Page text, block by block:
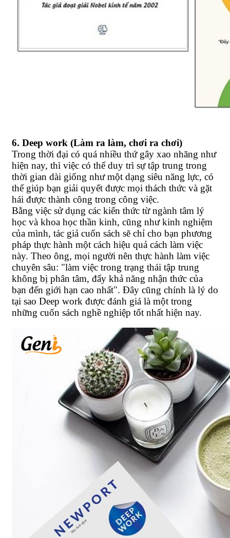
6. Deep work (Làm ra làm, chơi ra chơi)
Trong thời đại có quá nhiều thứ gây xao nhãng như
hiện nay, thì việc có thể duy trì sự tập trung trong
thời gian dài giống như một dạng siêu năng lực, có
thể giúp bạn giải quyết được mọi thách thức và gặt
hái được thành công trong công việc.
Bằng việc sử dụng các kiến thức từ ngành tâm lý
học và khoa học thần kinh, cũng như kinh nghiệm
của mình, tác giả cuốn sách sẽ chỉ cho bạn phương
pháp thực hành một cách hiệu quả cách làm việc
này. Theo ông, mọi người nên thực hành làm việc
chuyên sâu: "làm việc trong trạng thái tập trung
không bị phân tâm, đẩy khả năng nhận thức của
bạn đến giới hạn cao nhất". Đây cũng chính là lý do
tại sao Deep work được đánh giá là một trong
những cuốn sách nghề nghiệp tốt nhất hiện nay.